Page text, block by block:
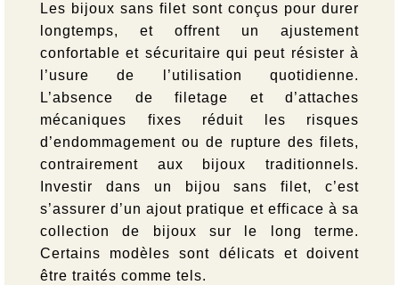
Les bijoux sans filet sont conçus pour durer
longtemps, et offrent un ajustement
confortable et sécuritaire qui peut résister à
l’usure de l’utilisation quotidienne.
L’absence de filetage et d’attaches
mécaniques fixes réduit les risques
d’endommagement ou de rupture des filets,
contrairement aux bijoux traditionnels.
Investir dans un bijou sans filet, c’est
s’assurer d’un ajout pratique et efficace à sa
collection de bijoux sur le long terme.
Certains modèles sont délicats et doivent
être traités comme tels.